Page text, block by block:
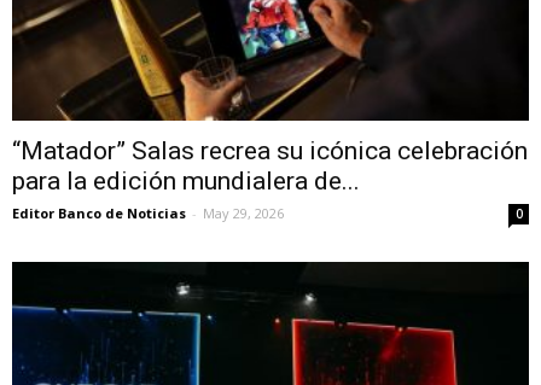
“Matador” Salas recrea su icónica celebración
para la edición mundialera de...
Editor Banco de Noticias - May 29, 2026 0